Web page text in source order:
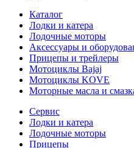
Каталог
Лодки и катера
Лодочные моторы
Аксессуары и
Прицепы и трейлеры
Мотоциклы Bajaj
Мотоциклы KOVE
Моторные масла и
Сервис
Лодки и катера
Лодочные моторы
Прицепы